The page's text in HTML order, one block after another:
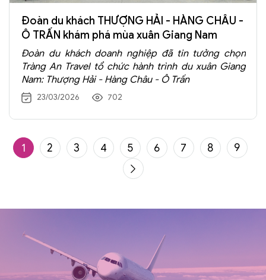
Đoàn du khách THƯỢNG HẢI - HÀNG CHÂU -
Ô TRẤN khám phá mùa xuân Giang Nam
Đoàn du khách doanh nghiệp đã tin tưởng chọn
Tràng An Travel tổ chức hành trình du xuân Giang
Nam: Thượng Hải - Hàng Châu - Ô Trấn
23/03/2026 702
1 2 3 4 5 6 7 8 9